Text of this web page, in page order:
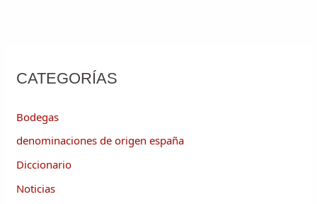
CATEGORÍAS
Bodegas
denominaciones de origen españa
Diccionario
Noticias